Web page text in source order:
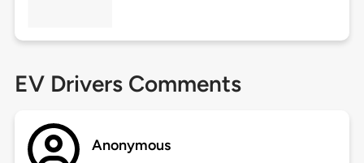
EV Drivers Comments
Anonymous